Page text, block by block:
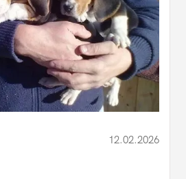
12.02.2026